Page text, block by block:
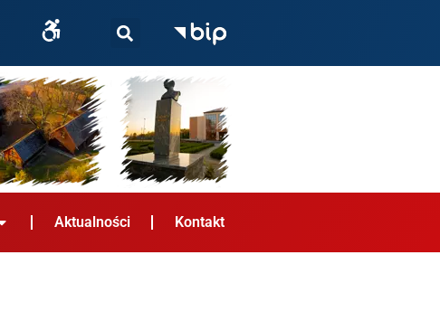
Aktualności Kontakt